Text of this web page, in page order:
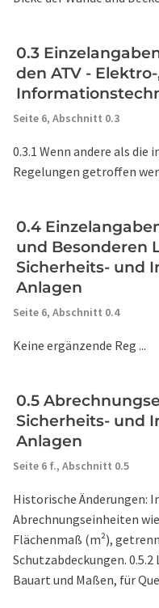
0.3
den ATV -
Seite 6, Abschnitt 0.3
0.3.1 Wenn andere als die
Regelungen getroffen
0.4
und Besonderen
Sicherheits- und
Anlagen
Seite 6, Abschnitt 0.4
Keine ergänzende Reg ...
0.5
Sicherheits- und
Anlagen
Seite 6 f., Abschnitt 0.5
Historische Änderungen:
Abrechnungseinheiten
Flächenmaß (m²),
Schutzabdeckungen.
Bauart und Maßen, für